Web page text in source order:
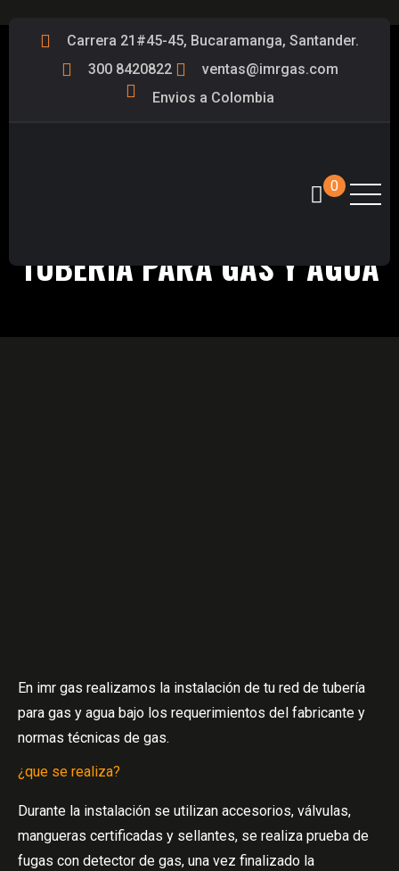
Carrera 21#45-45, Bucaramanga, Santander.
300 8420822
ventas@imrgas.com
Envios a Colombia
0
TUBERIA PARA GAS Y AGUA
En imr gas realizamos la instalación de tu red de tubería
para gas y agua bajo los requerimientos del fabricante y
normas técnicas de gas.
¿que se realiza?
Durante la instalación se utilizan accesorios, válvulas,
mangueras certificadas y sellantes, se realiza prueba de
fugas con detector de gas, una vez finalizado la